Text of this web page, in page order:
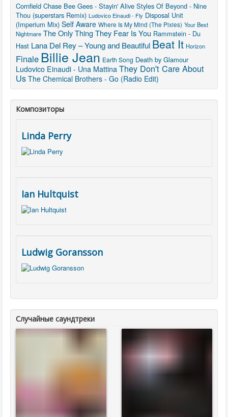
Cornfield Chase Bee Gees - Stayin' Alive Styles Of Beyond - Nine
Thou (superstars Remix) Ludovico Einaudi - Fly Disposal Unit
(Imperium Mix) Self Aware Where Is My Mind (The Pixies) Your Best
Nightmare The Only Thing They Fear Is You Rammstein - Du
Hast Lana Del Rey – Young and Beautiful Beat It Horizon
Finale Billie Jean Earth Song Death by Glamour
Ludovico Einaudi - Una Mattina They Don't Care About
Us The Chemical Brothers - Go (Radio Edit)
Композиторы
Linda Perry
Ian Hultquist
Ludwig Goransson
Случайные саундтреки